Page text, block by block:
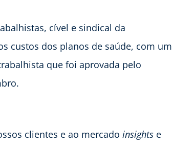
cível e sindical da
custos dos planos de saúde, com um
que foi aprovada pelo
clientes e ao mercado insights e